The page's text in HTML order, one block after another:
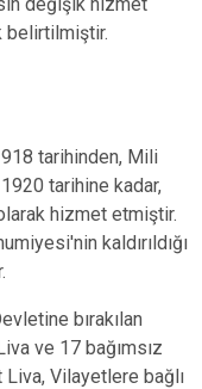
belirtilmiştir.
tarihinden, Mili
tarihine kadar,
hizmet etmiştir.
kaldırıldığı
bırakılan
ve 17 bağımsız
Liva, Vilayetlere bağlı